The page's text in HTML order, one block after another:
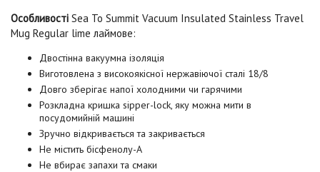
Особливості Sea To Summit Vacuum Insulated Stainless Travel
Mug Regular lime лаймове:
Двостінна вакуумна ізоляція
Виготовлена з високоякісної нержавіючої сталі 18/8
Довго зберігає напої холодними чи гарячими
Розкладна кришка sipper-lock, яку можна мити в
посудомийній машині
Зручно відкривається та закривається
Не містить бісфенолу-А
Не вбирає запахи та смаки